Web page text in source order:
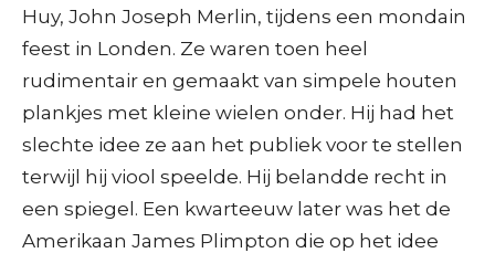
Huy, John Joseph Merlin, tijdens een mondain
feest in Londen. Ze waren toen heel
rudimentair en gemaakt van simpele houten
plankjes met kleine wielen onder. Hij had het
slechte idee ze aan het publiek voor te stellen
terwijl hij viool speelde. Hij belandde recht in
een spiegel. Een kwarteeuw later was het de
Amerikaan James Plimpton die op het idee